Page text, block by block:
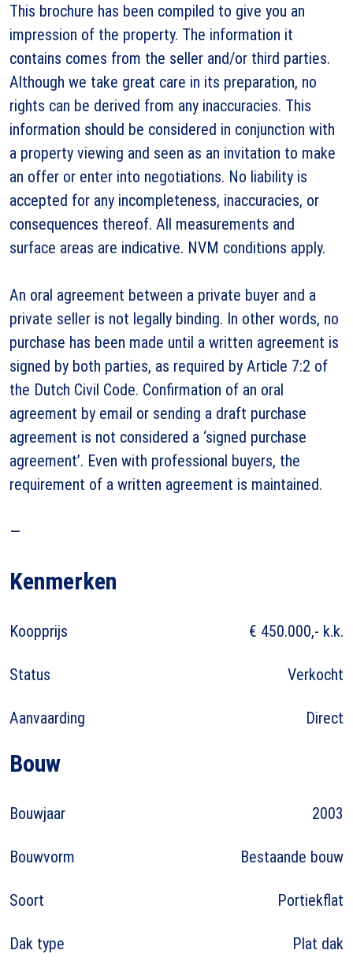
This brochure has been compiled to give you an
impression of the property. The information it
contains comes from the seller and/or third parties.
Although we take great care in its preparation, no
rights can be derived from any inaccuracies. This
information should be considered in conjunction with
a property viewing and seen as an invitation to make
an offer or enter into negotiations. No liability is
accepted for any incompleteness, inaccuracies, or
consequences thereof. All measurements and
surface areas are indicative. NVM conditions apply.
An oral agreement between a private buyer and a
private seller is not legally binding. In other words, no
purchase has been made until a written agreement is
signed by both parties, as required by Article 7:2 of
the Dutch Civil Code. Confirmation of an oral
agreement by email or sending a draft purchase
agreement is not considered a ‘signed purchase
agreement’. Even with professional buyers, the
requirement of a written agreement is maintained.
—
Kenmerken
Koopprijs € 450.000,- k.k.
Status Verkocht
Aanvaarding Direct
Bouw
Bouwjaar 2003
Bouwvorm Bestaande bouw
Soort Portiekflat
Dak type Plat dak